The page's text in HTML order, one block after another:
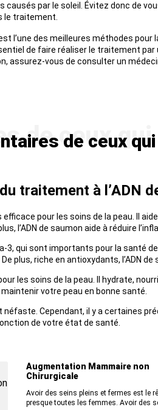
par le soleil. Évitez donc de
le traitement.
l’une des meilleures méthodes
de faire réaliser le traitement par
assurez-vous de consulter un
de ceux
traitement à l’ADN
pour les soins de la peau. Il
l’ADN de saumon aide à réduire
3, qui sont importants pour la santé
plus, riche en antioxydants, l’ADN
les soins de la peau. Il hydrate,
votre peau en bonne santé.
néfaste. Cependant, il y a certaines
de votre état de santé.
Augmentation Mammaire non
Chirurgicale
Avoir des seins pleins et fermes est le
presque toutes les femmes. Avoir des